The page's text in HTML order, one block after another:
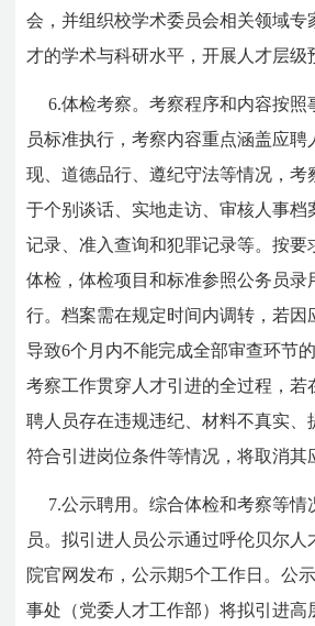
会，并组织校学术委员会相关领域专
才的学术与科研水平，开展人才层级
6.体检考察。考察程序和内容按照
员标准执行，考察内容重点涵盖应聘
现、道德品行、遵纪守法等情况，考
于个别谈话、实地走访、审核人事档
记录、准入查询和犯罪记录等。按要
体检，体检项目和标准参照公务员录
行。档案需在规定时间内调转，若因
导致6个月内不能完成全部审查环节
考察工作贯穿人才引进的全过程，若
聘人员存在违规违纪、材料不真实、
符合引进岗位条件等情况，将取消其
7.公示聘用。综合体检和考察等情
员。拟引进人员公示通过呼伦贝尔人
院官网发布，公示期5个工作日。公
事处（党委人才工作部）将拟引进高